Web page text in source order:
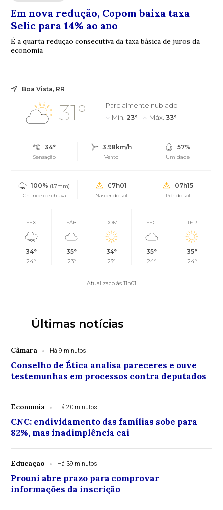
Em nova redução, Copom baixa taxa
Selic para 14% ao ano
É a quarta redução consecutiva da taxa básica de juros da
economia
Boa Vista, RR
31°
Parcialmente nublado
Mín. 23° Máx. 33°
34°
Sensação
3.98km/h
Vento
57%
Umidade
100% (1.7mm)
Chance de chuva
07h01
Nascer do sol
07h15
Pôr do sol
SEX
34°
24°
SÁB
35°
23°
DOM
34°
23°
SEG
35°
24°
TER
35°
24°
Atualizado às 11h01
Últimas notícias
Câmara Há 9 minutos
Conselho de Ética analisa pareceres e ouve
testemunhas em processos contra deputados
Economia Há 20 minutos
CNC: endividamento das famílias sobe para
82%, mas inadimplência cai
Educação Há 39 minutos
Prouni abre prazo para comprovar
informações da inscrição